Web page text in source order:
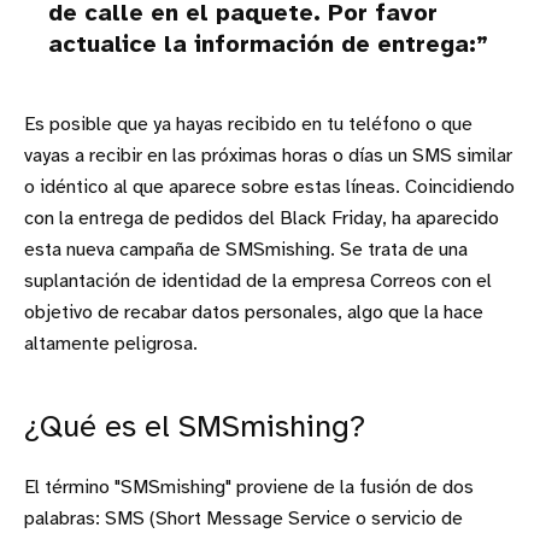
de calle en el paquete. Por favor
actualice la información de entrega:
Es posible que ya hayas recibido en tu teléfono o que
vayas a recibir en las próximas horas o días un SMS similar
o idéntico al que aparece sobre estas líneas. Coincidiendo
con la entrega de pedidos del Black Friday, ha aparecido
esta nueva campaña de SMSmishing. Se trata de una
suplantación de identidad de la empresa Correos con el
objetivo de recabar datos personales, algo que la hace
altamente peligrosa.
¿Qué es el SMSmishing?
El término "SMSmishing" proviene de la fusión de dos
palabras: SMS (Short Message Service o servicio de